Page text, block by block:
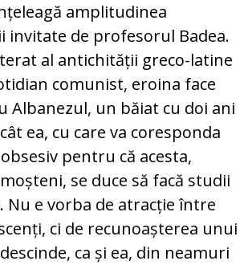
amplitudinea
invitate de profesorul Badea.
al antichității greco-latine
comunist, eroina face
Albanezul, un băiat cu doi ani
ea, cu care va coresponda
pentru că acesta,
se duce să facă studii
Nu e vorba de atracție între
ci de recunoașterea unui
ca și ea, din neamuri